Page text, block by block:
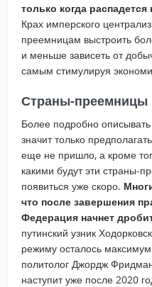
только когда
Крах имперского
преемницам выстроить
и меньше зависеть от
самым стимулируя
Страны-преемницы
Более подробно
значит только
еще не пришло, а кроме
какими будут эти страны-
появиться уже скоро.
что после завершения
Федерация начнет
путинский узник
режиму осталось
политолог Джордж
наступит уже после 2020